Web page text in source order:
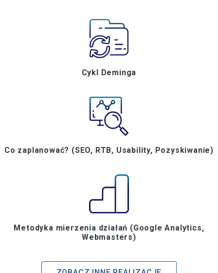
Cykl Deminga
Co zaplanować? (SEO, RTB, Usability, Pozyskiwanie)
Metodyka mierzenia działań (Google Analytics,
Webmasters)